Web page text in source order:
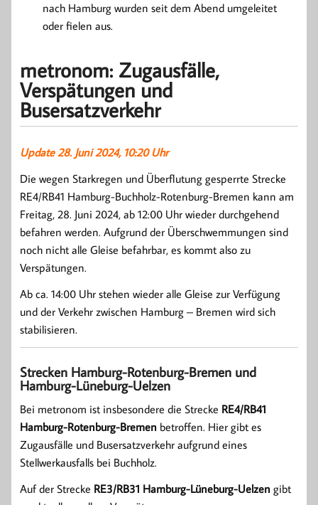
nach Hamburg wurden seit dem Abend umgeleitet
oder fielen aus.
metronom: Zugausfälle,
Verspätungen und
Busersatzverkehr
Update 28. Juni 2024, 10:20 Uhr
Die wegen Starkregen und Überflutung gesperrte Strecke
RE4/RB41 Hamburg-Buchholz-Rotenburg-Bremen kann am
Freitag, 28. Juni 2024, ab 12:00 Uhr wieder durchgehend
befahren werden. Aufgrund der Überschwemmungen sind
noch nicht alle Gleise befahrbar, es kommt also zu
Verspätungen.
Ab ca. 14:00 Uhr stehen wieder alle Gleise zur Verfügung
und der Verkehr zwischen Hamburg – Bremen wird sich
stabilisieren.
Strecken Hamburg-Rotenburg-Bremen und
Hamburg-Lüneburg-Uelzen
Bei metronom ist insbesondere die Strecke RE4/RB41
Hamburg-Rotenburg-Bremen betroffen. Hier gibt es
Zugausfälle und Busersatzverkehr aufgrund eines
Stellwerkausfalls bei Buchholz.
Auf der Strecke RE3/RB31 Hamburg-Lüneburg-Uelzen gibt